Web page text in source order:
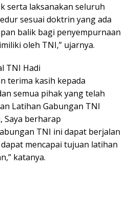
serta laksanakan seluruh
sesuai doktrin yang ada
balik bagi penyempurnaan
oleh TNI,” ujarnya.
TNI Hadi
terima kasih kepada
semua pihak yang telah
Latihan Gabungan TNI
Saya berharap
TNI ini dapat berjalan
mencapai tujuan latihan
katanya.